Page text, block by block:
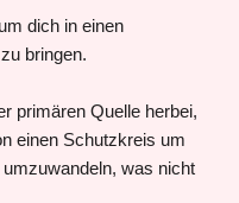
dich in einen
bringen.
primären Quelle herbei,
einen Schutzkreis um
was nicht